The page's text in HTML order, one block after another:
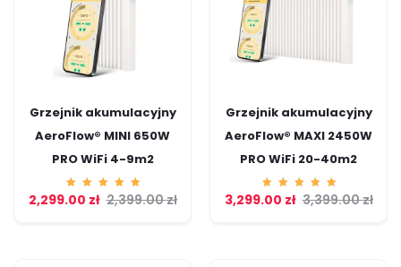
Grzejnik akumulacyjny
AeroFlow® MINI 650W
PRO WiFi 4-9m2
Ocenion
o2,399.00zł
2,299.00 zł
Grzejnik akumulacyjny
AeroFlow® MAXI 2450W
PRO WiFi 20-40m2
Ocenion
o3,399.00zł
3,299.00 zł